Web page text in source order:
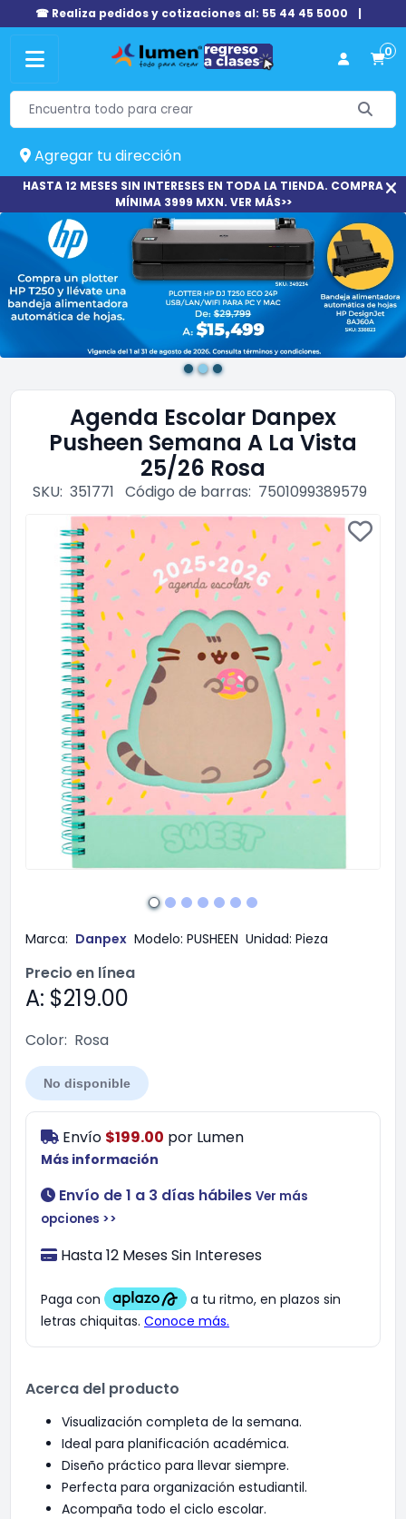
☎ Realiza pedidos y cotizaciones al: 55 44 45 5000 |
0
Agregar tu dirección
HASTA 12 MESES SIN INTERESES EN TODA LA TIENDA. COMPRA
MÍNIMA 3999 MXN. VER MÁS>>
Agenda Escolar Danpex
Pusheen Semana A La Vista
25/26 Rosa
SKU: 351771 Código de barras: 7501099389579
Marca: Danpex Modelo: PUSHEEN Unidad: Pieza
Precio en línea
A: $219.00
Color: Rosa
No disponible
Envío $199.00 por Lumen
Más información
Envío de 1 a 3 días hábiles Ver más
opciones >>
Hasta 12 Meses Sin Intereses
Acerca del producto
Visualización completa de la semana.
Ideal para planificación académica.
Diseño práctico para llevar siempre.
Perfecta para organización estudiantil.
Acompaña todo el ciclo escolar.